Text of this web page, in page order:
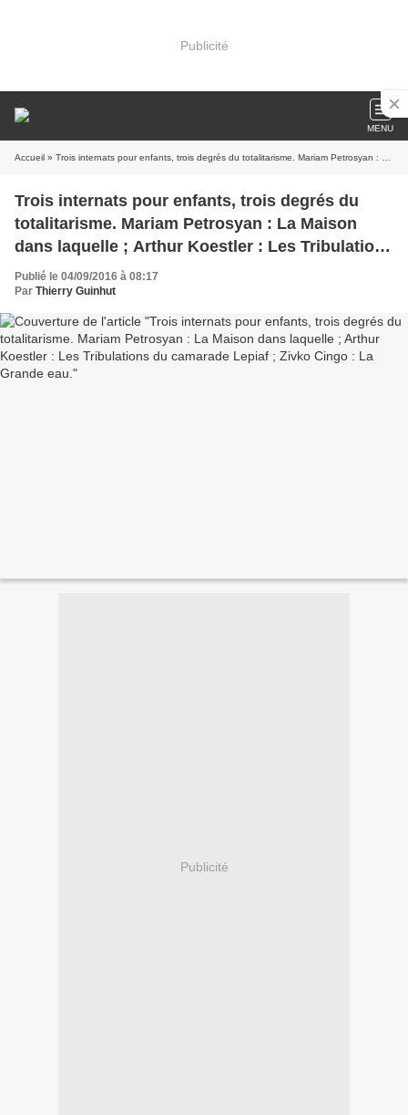
Publicité
MENU
Accueil » Trois internats pour enfants, trois degrés du totalitarisme. Mariam Petrosyan : La Maison dans laquelle ; Arthur Koestler : Les Tribulations du camarade Lepiaf ; Zivko Cingo : La Grande eau.
Trois internats pour enfants, trois degrés du
totalitarisme. Mariam Petrosyan : La Maison
dans laquelle ; Arthur Koestler : Les Tribulations
du camarade Lepiaf ; Zivko Cingo : La Grande
eau.
Publié le 04/09/2016 à 08:17
Par Thierry Guinhut
Publicité